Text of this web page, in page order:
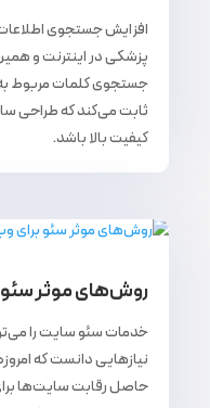
افزایش جستجوی
پزشکی در اینترنت و
جستجوی کلمات مربوط
ثابت می‌کند که طراحی
کیفیت بالا باشد.
روش‌های موثر
خدمات سئو سایت را
نیازهایی دانست که
حاصل رقابت سایت‌ها